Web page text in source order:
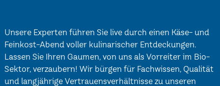
Unsere Experten führen Sie live durch einen Käse- und
Feinkost-Abend voller kulinarischer Entdeckungen.
Lassen Sie Ihren Gaumen, von uns als Vorreiter im Bio-
Sektor, verzaubern! Wir bürgen für Fachwissen, Qualität
und langjährige Vertrauensverhältnisse zu unseren